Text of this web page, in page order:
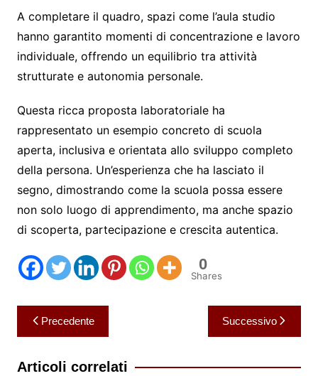
A completare il quadro, spazi come l’aula studio
hanno garantito momenti di concentrazione e lavoro
individuale, offrendo un equilibrio tra attività
strutturate e autonomia personale.
Questa ricca proposta laboratoriale ha
rappresentato un esempio concreto di scuola
aperta, inclusiva e orientata allo sviluppo completo
della persona. Un’esperienza che ha lasciato il
segno, dimostrando come la scuola possa essere
non solo luogo di apprendimento, ma anche spazio
di scoperta, partecipazione e crescita autentica.
0
Shares
Navigazione
articoli
Precedente Successivo
Articoli correlati